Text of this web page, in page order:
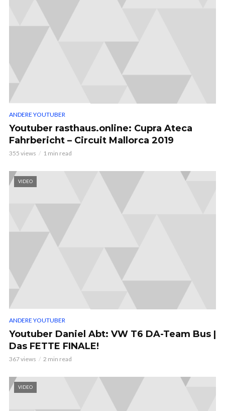
ANDERE YOUTUBER
Youtuber rasthaus.online: Cupra Ateca
Fahrbericht – Circuit Mallorca 2019
355 views 1 min read
VIDEO
ANDERE YOUTUBER
Youtuber Daniel Abt: VW T6 DA-Team Bus |
Das FETTE FINALE!
367 views 2 min read
VIDEO